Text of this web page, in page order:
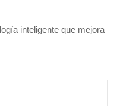
inteligente que mejora